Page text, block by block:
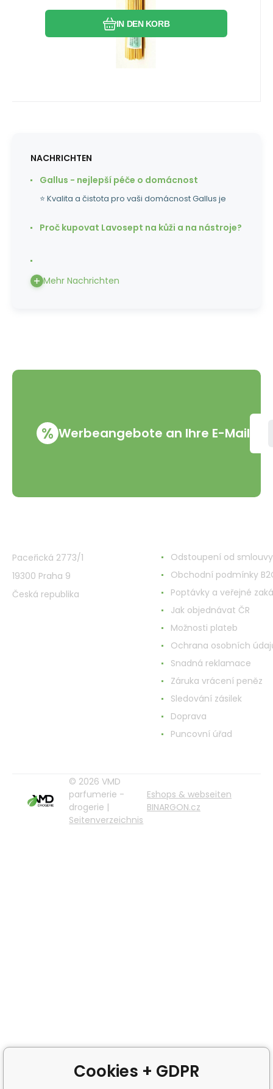
IN DEN KORB
NACHRICHTEN
Gallus - nejlepší péče o domácnost
⭐ Kvalita a čistota pro vaši domácnost Gallus je
Proč kupovat Lavosept na kůži a na nástroje?
Mehr Nachrichten
% Werbeangebote an Ihre E-Mail
Paceřická 2773/1
19300 Praha 9
Česká republika
Odstoupení od smlouvy
Obchodní podmínky
Poptávky a veřejné
Jak objednávat ČR
Možnosti plateb
Ochrana osobních
Snadná reklamace
Záruka vrácení peněz
Sledování zásilek
Doprava
Puncovní úřad
© 2026 VMD
parfumerie -
drogerie |
Seitenverzeichnis
Eshops & webseiten
BINARGON.cz
Cookies + GDPR